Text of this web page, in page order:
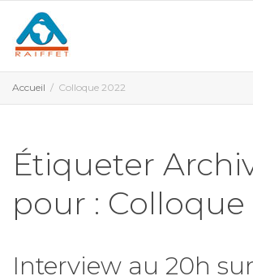
Accueil Colloque 2022
Étiqueter
pour : Colloque
Interview au 20h